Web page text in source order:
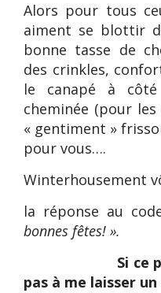
Alors pour tous
aiment se blottir
bonne tasse de
des crinkles,
le canapé à
cheminée (pour
« gentiment »
pour vous….
Winterhousement
la réponse au
bonnes fêtes! ».
Si ce post
pas à me laisser